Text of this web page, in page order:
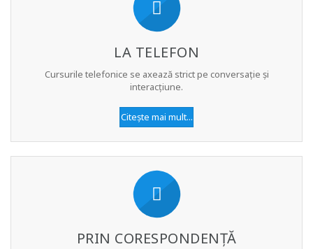
LA TELEFON
Cursurile telefonice se axează strict pe conversație și
interacțiune.
Citește mai mult...
PRIN CORESPONDENȚĂ